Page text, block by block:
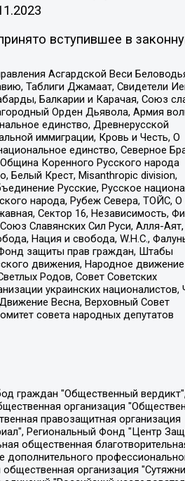
вступившее в
Асгардской Веси
Таблиги Джамаат, Свидетели
Балкарии и Карачая, Союз
Орден Дьявола, Армия
единство, Древнерусской
иммиграции, Кровь и Честь, О
единство, Северное
Коренного Русского народа
Белый Крест, Misanthropic division,
Русские, Русское
народа, Рубеж Севера, ТОЙС, О
Сектор 16, Независимость,
Славянских Сил Руси, Алля-Аят,
Нация и свобода, W.H.С.,
защиты прав граждан, Штабы
движения, Народное
Родов, Совет Советских
украинских националистов,
Весна, Верховный Совет
совета народных депутатов
комьюнити-центр для ЛГБТ+инициатив, Благотворительный фонд развития филантропии, Deutsche Welle (Германия, Kurt-Schumacher-Strasse 3, 53113 Bonn), Борзунова Мария Михайловна, Воробьев Виктор Викторович, Голубева Анна Львовна, Константинова Алла Михайловна, Малкова Ирина Владимировна, Мурадов Мурад Абдулгалимович, Осетинская Елизавета Николаевна, Понасенков Евгений Николаевич, Ганапольский Матвей Юрьевич, Киселев Евгений Алексеевич, Борухович Ирина Григорьевна, Дремин Иван Тимофеевич, Дубровский Дмитрий Викторович, Красноярская региональная общественная организация поддержки и развития альтернативных образовательных технологий и межкультурных коммуникаций "ИНТЕРРА", Маяковская Екатерина Алексеевна, Фейгин Марк Захарович, Филимонов Андрей Викторович, Дзугкоева Регина Николаевна, Доброхотов Роман Александрович, Дудь Юрий Александрович, Елкин Сергей Владимирович, Кругликов Кирилл Игоревич, Сабунаева Мария Леонидовна, Семенов Алексей Владимирович, Шаинян Карен Багратович, Шульман Екатерина Михайловна, Асафьев Артур Валерьевич, Вахштайн Виктор Семенович, Венедиктов Алексей Алексеевич, Лушникова Екатерина Евгеньевна, Волков Леонид Михайлович, Невзоров Александр Глебович, Пархоменко Сергей Борисович, Сироткин Ярослав Николаевич, Кара-Мурза Владимир Владимирович, Баранова Наталья Владимировна, Гозман Леонид Яковлевич, Кагарлицкий Борис Юльевич, Климарев Михаил Валерьевич, Милов Владимир Станиславович, Автономная некоммерческая организация Краснодарский центр современного искусства "Типография", Моргенштерн Алишер Тагирович, Соболь Любовь Эдуардовна, Общество с ограниченной ответственностью "ЛИЗА НОРМ", Каспаров Гарри Кимович, Ходорковский Михаил Борисович, Общество с ограниченной ответственностью "Апрельские тезисы", Данилович Ирина Брониславовна, Кашин Олег Владимирович, Петров Николай Владимирович, Пивоваров Алексей Владимирович, Соколов Михаил Владимирович, Цветкова Юлия Владимировна, Чичваркин Евгений Александрович, Комитет против пыток/Команда против пыток, Общество с ограниченной ответственностью "Первый научный", Общество с ограниченной ответственностью "Вертолет и ко", Белоцерковская Вероника Борисовна,